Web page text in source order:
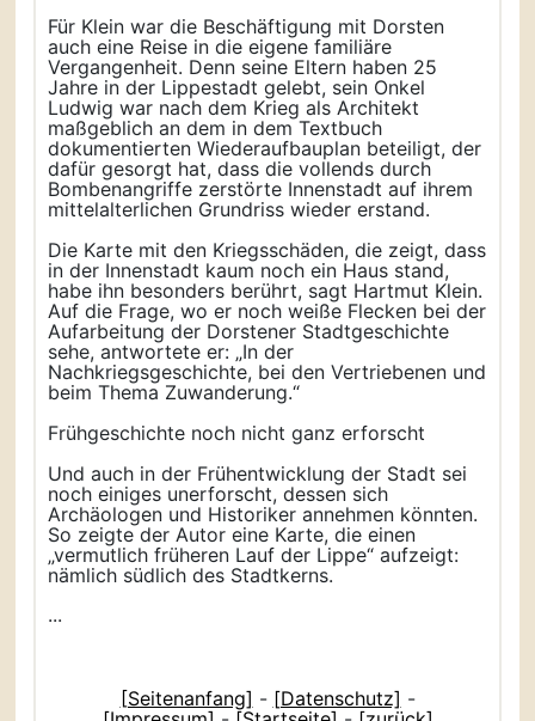
Für Klein war die Beschäftigung mit Dorsten
auch eine Reise in die eigene familiäre
Vergangenheit. Denn seine Eltern haben 25
Jahre in der Lippestadt gelebt, sein Onkel
Ludwig war nach dem Krieg als Architekt
maßgeblich an dem in dem Textbuch
dokumentierten Wiederaufbauplan beteiligt, der
dafür gesorgt hat, dass die vollends durch
Bombenangriffe zerstörte Innenstadt auf ihrem
mittelalterlichen Grundriss wieder erstand.
Die Karte mit den Kriegsschäden, die zeigt, dass
in der Innenstadt kaum noch ein Haus stand,
habe ihn besonders berührt, sagt Hartmut Klein.
Auf die Frage, wo er noch weiße Flecken bei der
Aufarbeitung der Dorstener Stadtgeschichte
sehe, antwortete er: „In der
Nachkriegsgeschichte, bei den Vertriebenen und
beim Thema Zuwanderung.“
Frühgeschichte noch nicht ganz erforscht
Und auch in der Frühentwicklung der Stadt sei
noch einiges unerforscht, dessen sich
Archäologen und Historiker annehmen könnten.
So zeigte der Autor eine Karte, die einen
„vermutlich früheren Lauf der Lippe“ aufzeigt:
nämlich südlich des Stadtkerns.
...
[Seitenanfang] - [Datenschutz] -